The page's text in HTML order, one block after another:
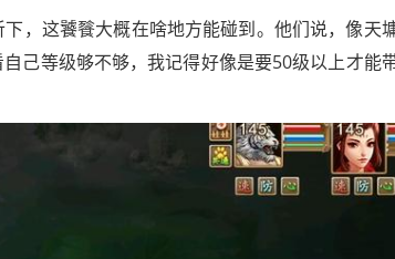
，这饕餮大概在啥地方能碰到。他们说，像天
己等级够不够，我记得好像是要50级以上才能